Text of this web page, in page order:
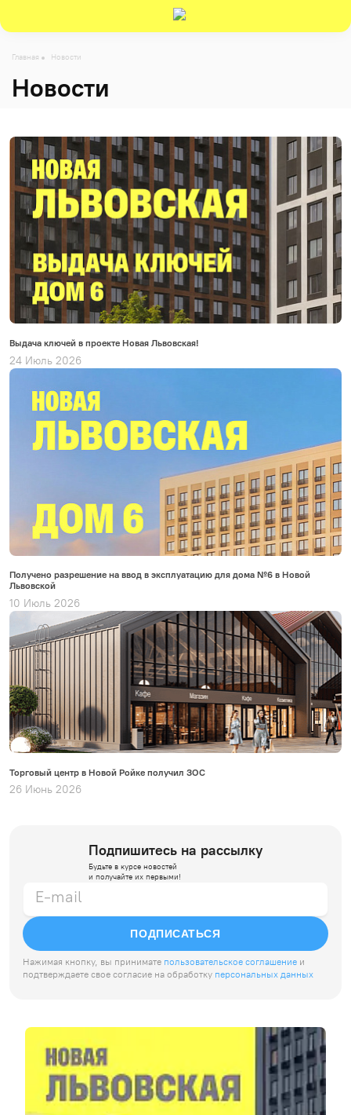
Главная Новости
Новости
Выдача ключей в проекте Новая Львовская!
24 Июль 2026
Получено разрешение на ввод в эксплуатацию для дома №6 в Новой
Львовской
10 Июль 2026
Торговый центр в Новой Ройке получил ЗОС
26 Июнь 2026
Подпишитесь на рассылку
Будьте в курсе новостей
и получайте их первыми!
ПОДПИСАТЬСЯ
Нажимая кнопку, вы принимате пользовательское соглашение и
подтверждаете свое согласие на обработку персональных данных